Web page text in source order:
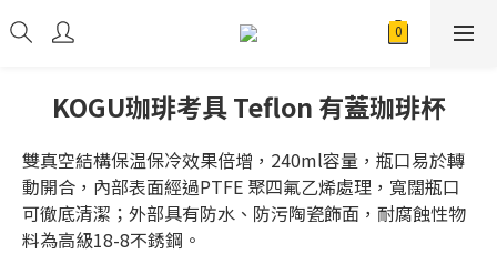
KOGU珈琲考具 Teflon 有蓋珈琲杯
雙真空結構保温保冷效果倍增，240ml容量，瓶口易於轉
動開合，內部表面經過PTFE 聚四氟乙烯處理，寬闊瓶口
可徹底清潔；外部具有防水、防污陶瓷飾面，耐腐蝕性物
料為高級18-8不銹鋼。